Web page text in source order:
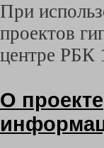
При
проектов
центре РБК
О проекте